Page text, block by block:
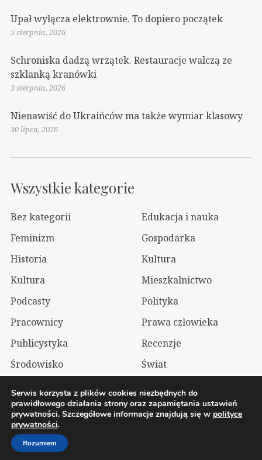
Upał wyłącza elektrownie. To dopiero początek
5 sierpnia, 2026
Schroniska dadzą wrzątek. Restauracje walczą ze
szklanką kranówki
3 sierpnia, 2026
Nienawiść do Ukraińców ma także wymiar klasowy
30 lipca, 2026
Wszystkie kategorie
Bez kategorii
Edukacja i nauka
Feminizm
Gospodarka
Historia
Kultura
Kultura
Mieszkalnictwo
Podcasty
Polityka
Pracownicy
Prawa człowieka
Publicystyka
Recenzje
Środowisko
Świat
2026 Wolnelewo. Xavier Woliński |Mastodon
Serwis korzysta z plików cookies niezbędnych do
prawidłowego działania strony oraz zapamiętania ustawień
prywatności. Szczegółowe informacje znajdują się w polityce
prywatności.
Rozumiem